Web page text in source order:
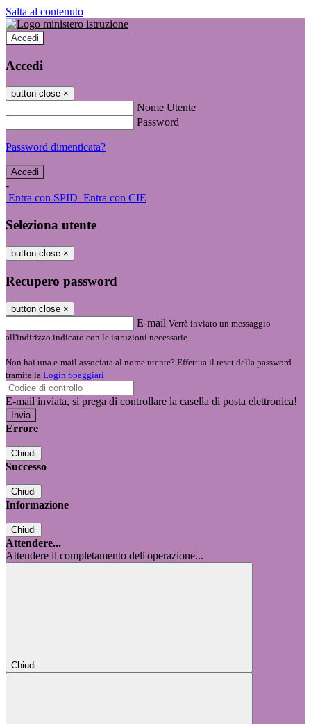
Salta al contenuto
Accedi
Accedi
button close ×
Nome Utente
Password
Password dimenticata?
-
Entra con SPID Entra con CIE
Seleziona utente
button close ×
Recupero password
button close ×
E-mail Verrà inviato un messaggio
all'indirizzo indicato con le istruzioni necessarie.
Non hai una e-mail associata al nome utente? Effettua il reset della password
tramite la Login Spaggiari
E-mail inviata, si prega di controllare la casella di posta elettronica!
Errore
Chiudi
Successo
Chiudi
Informazione
Chiudi
Attendere...
Attendere il completamento dell'operazione...
Chiudi